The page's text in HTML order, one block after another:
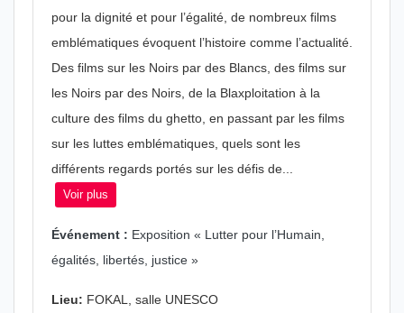
pour la dignité et pour l’égalité, de nombreux films
emblématiques évoquent l’histoire comme l’actualité.
Des films sur les Noirs par des Blancs, des films sur
les Noirs par des Noirs, de la Blaxploitation à la
culture des films du ghetto, en passant par les films
sur les luttes emblématiques, quels sont les
différents regards portés sur les défis de...
Voir plus
Événement : Exposition « Lutter pour l’Humain,
égalités, libertés, justice »
Lieu: FOKAL, salle UNESCO